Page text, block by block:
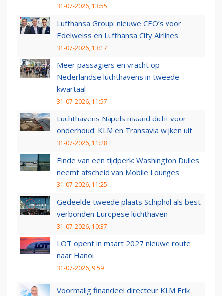
31-07-2026, 13:55
Lufthansa Group: nieuwe CEO’s voor
Edelweiss en Lufthansa City Airlines
31-07-2026, 13:17
Meer passagiers en vracht op
Nederlandse luchthavens in tweede
kwartaal
31-07-2026, 11:57
Luchthavens Napels maand dicht voor
onderhoud: KLM en Transavia wijken uit
31-07-2026, 11:28
Einde van een tijdperk: Washington Dulles
neemt afscheid van Mobile Lounges
31-07-2026, 11:25
Gedeelde tweede plaats Schiphol als best
verbonden Europese luchthaven
31-07-2026, 10:37
LOT opent in maart 2027 nieuwe route
naar Hanoi
31-07-2026, 9:59
Voormalig financieel directeur KLM Erik